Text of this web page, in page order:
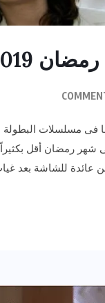
2019
مسلسلات البطولة
شهر رمضان أقل
عائدة للشاشة بعد
سمر